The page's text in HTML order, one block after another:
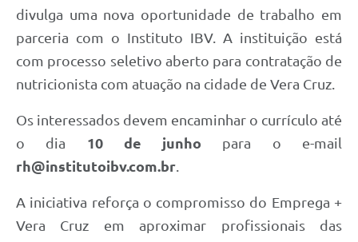
divulga uma nova oportunidade de trabalho em
parceria com o Instituto IBV. A instituição está
com processo seletivo aberto para contratação de
nutricionista com atuação na cidade de Vera Cruz.
Os interessados devem encaminhar o currículo até
o dia 10 de junho para o e-mail
rh@institutoibv.com.br
A iniciativa reforça o compromisso do Emprega +
Vera Cruz em aproximar profissionais das